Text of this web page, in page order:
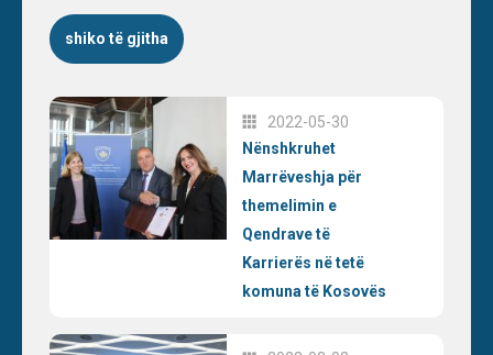
shiko të gjitha
2022-05-30
Nënshkruhet
Marrëveshja për
themelimin e
Qendrave të
Karrierës në tetë
komuna të Kosovës